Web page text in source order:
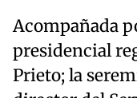
Acompañada
presidencial
Prieto; la